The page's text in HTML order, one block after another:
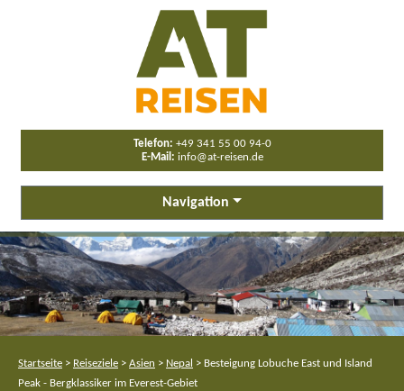
Telefon: +49 341 55 00 94-0
E-Mail: info@at-reisen.de
Navigation
Startseite > Reiseziele > Asien > Nepal > Besteigung Lobuche East und Island
Peak - Bergklassiker im Everest-Gebiet